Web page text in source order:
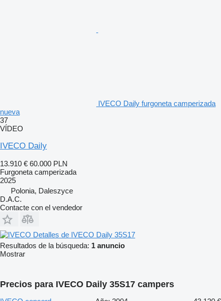
IVECO Daily furgoneta camperizada
nueva
37
VÍDEO
IVECO Daily
13.910 € 60.000 PLN
Furgoneta camperizada
2025
Polonia, Daleszyce
D.A.C.
Contacte con el vendedor
Detalles de IVECO Daily 35S17
Resultados de la búsqueda: 1 anuncio
Mostrar
Precios para IVECO Daily 35S17 campers